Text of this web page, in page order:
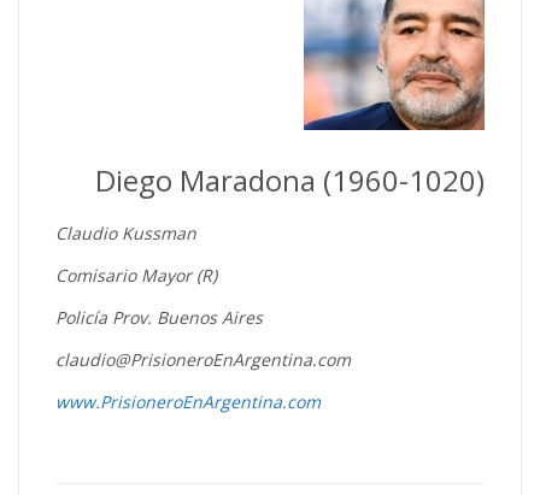
Diego Maradona (1960-1020)
Claudio Kussman
Comisario Mayor (R)
Policía Prov. Buenos Aires
claudio@PrisioneroEnArgentina.com
www.PrisioneroEnArgentina.com